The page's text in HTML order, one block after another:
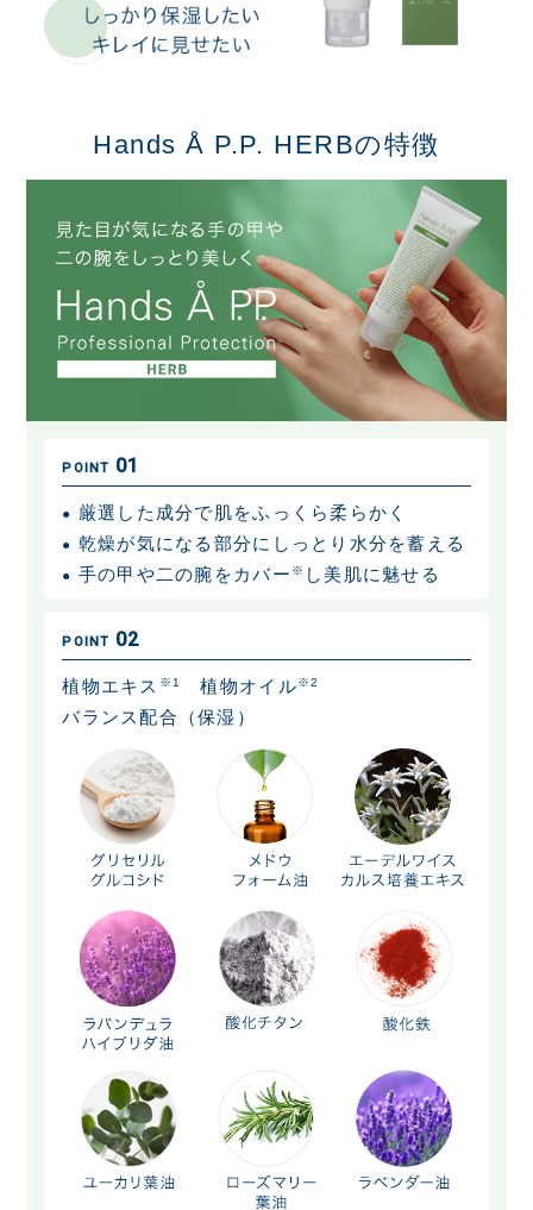
Hands Å P.P. HERBの特徴
POINT 01
● 厳選した成分で肌をふっくら柔らかく
● 乾燥が気になる部分にしっとり水分を蓄える
● 手の甲や二の腕をカバー ※ し美肌に魅せる
POINT 02
植物エキス ※1 植物オイル※2
バランス配合（保湿）